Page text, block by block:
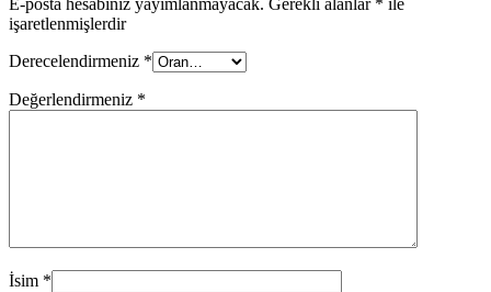
E-posta hesabınız yayımlanmayacak. Gerekli alanlar * ile
işaretlenmişlerdir
Derecelendirmeniz *
Değerlendirmeniz *
İsim *